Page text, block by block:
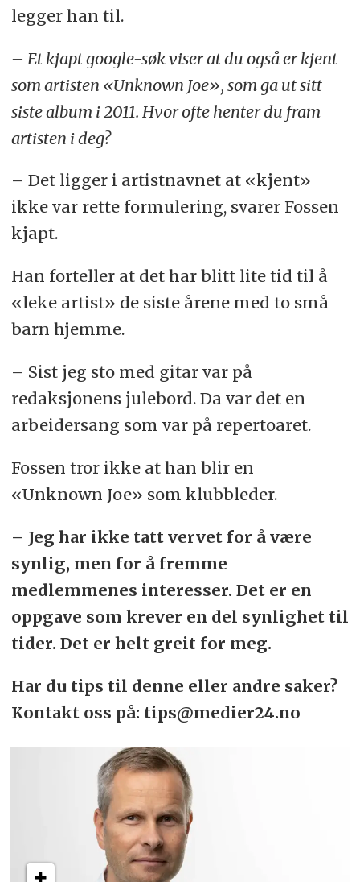
legger han til.
– Et kjapt google-søk viser at du også er kjent
som artisten «Unknown Joe», som ga ut sitt
siste album i 2011. Hvor ofte henter du fram
artisten i deg?
– Det ligger i artistnavnet at «kjent»
ikke var rette formulering, svarer Fossen
kjapt.
Han forteller at det har blitt lite tid til å
«leke artist» de siste årene med to små
barn hjemme.
– Sist jeg sto med gitar var på
redaksjonens julebord. Da var det en
arbeidersang som var på repertoaret.
Fossen tror ikke at han blir en
«Unknown Joe» som klubbleder.
– Jeg har ikke tatt vervet for å være
synlig, men for å fremme
medlemmenes interesser. Det er en
oppgave som krever en del synlighet til
tider. Det er helt greit for meg.
Har du tips til denne eller andre saker?
Kontakt oss på: tips@medier24.no